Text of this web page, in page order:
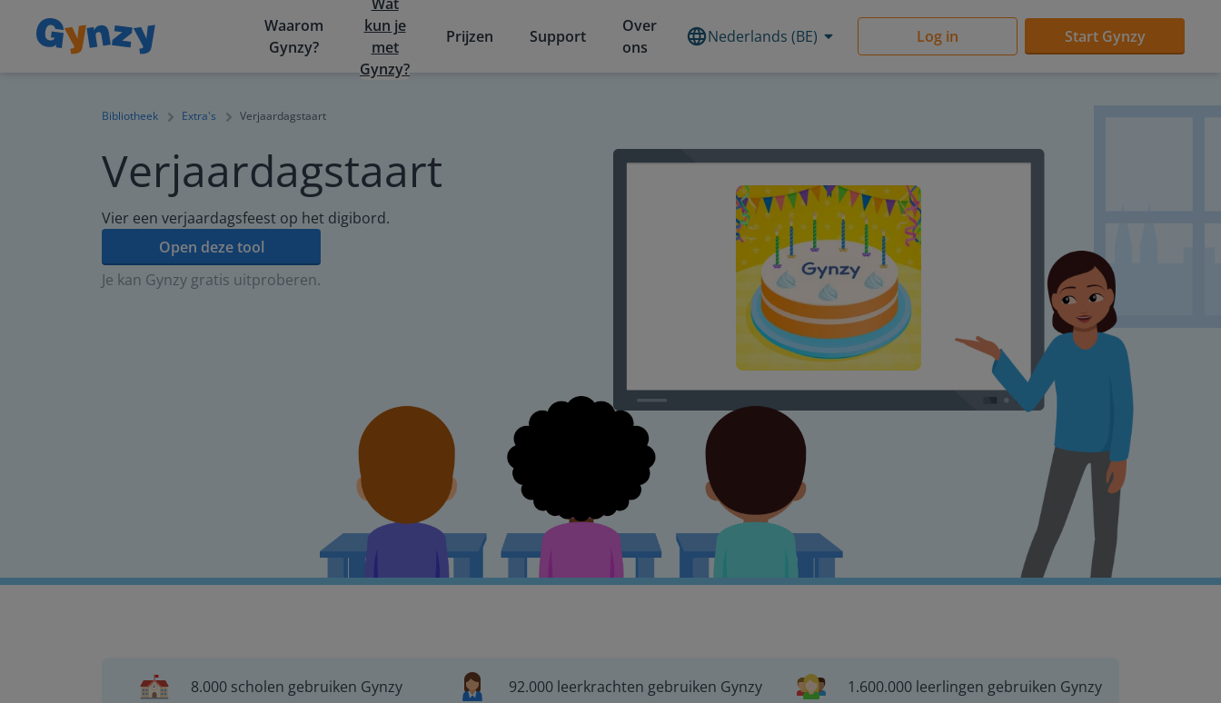
Waarom
Gynzy?
kun je
met
Gynzy?
Prijzen Support
Over
ons
Nederlands (BE) Log in Start Gynzy
Bibliotheek Extra's Verjaardagstaart
Verjaardagstaart
Vier een verjaardagsfeest op het digibord.
Open deze tool
Je kan Gynzy gratis uitproberen.
8.000 scholen gebruiken Gynzy 92.000 leerkrachten gebruiken Gynzy 1.600.000 leerlingen gebruiken Gynzy